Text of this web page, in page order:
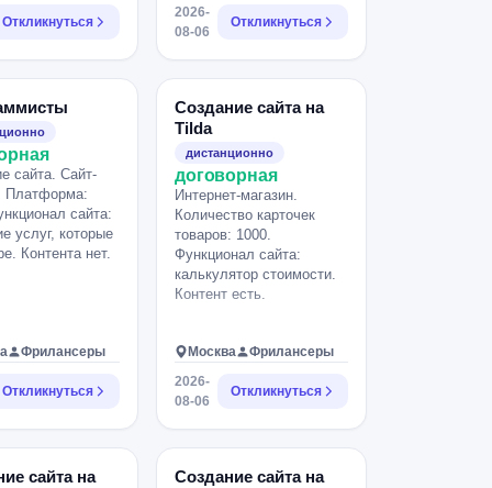
При отклике
примеры
Откликнуться
2026-
08-06
Откликнуться
сайта. Сайт-
Платформа:
сайта:
услуг, которые
Контента нет.
Фрилансеры
Откликнуться
Создание сайта на
Tilda
дистанционно
договорная
Интернет-магазин.
Количество карточек
товаров: 1000.
Функционал сайта:
калькулятор стоимости.
Контент есть.
Москва
Фрилансеры
2026-
08-06
Откликнуться
сайта на Создание сайта на